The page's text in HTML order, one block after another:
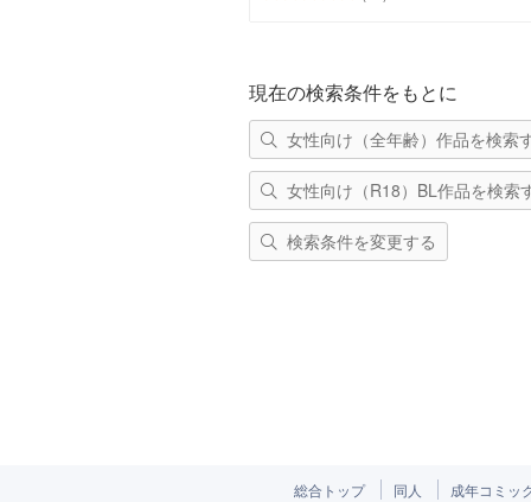
現在の検索条件をもとに
女性向け（全年齢）作品を検索
女性向け（R18）BL作品を検索
検索条件を変更する
総合トップ 同人 成年コミッ